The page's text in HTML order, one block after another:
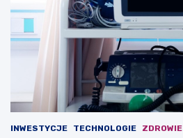
INWESTYCJE TECHNOLOGIE ZDROWIE